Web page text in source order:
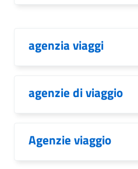
agenzia viaggi
agenzie di viaggio
Agenzie viaggio